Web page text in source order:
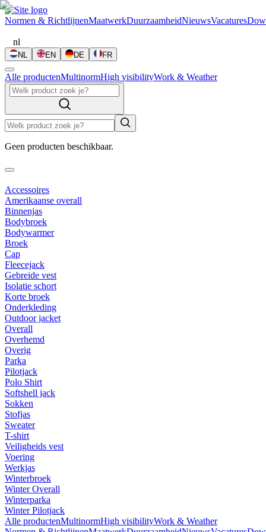
Normen & RichtlijnenMaatwerkDuurzaamheidNieuwsVacatures
nl
NL EN DE FR
Alle productenMultinormHigh visibilityWork & Weather
Geen producten beschikbaar.
Accessoires
Amerikaanse overall
Binnenjas
Bodybroek
Bodywarmer
Broek
Cap
Fleecejack
Gebreide vest
Isolatie schort
Korte broek
Onderkleding
Outdoor jacket
Overall
Overhemd
Overig
Parka
Pilotjack
Polo Shirt
Softshell jack
Sokken
Stofjas
Sweater
T-shirt
Veiligheids vest
Voering
Werkjas
Winterbroek
Winter Overall
Winterparka
Winter Pilotjack
Alle productenMultinormHigh visibilityWork & Weather